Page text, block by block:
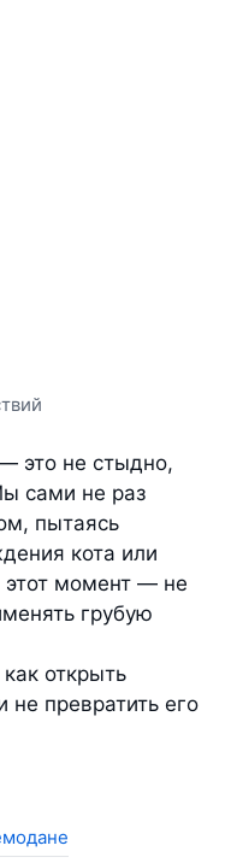
это не стыдно,
сами не раз
пытаясь
кота или
этот момент — не
грубую
открыть
превратить его